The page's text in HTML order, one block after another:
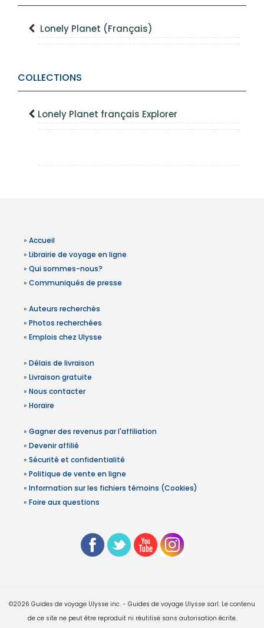
Lonely Planet (Français)
COLLECTIONS
Lonely Planet français Explorer
» Accueil
» Librairie de voyage en ligne
» Qui sommes-nous?
» Communiqués de presse
» Auteurs recherchés
» Photos recherchées
» Emplois chez Ulysse
» Délais de livraison
» Livraison gratuite
» Nous contacter
» Horaire
» Gagner des revenus par l'affiliation
» Devenir affilié
» Sécurité et confidentialité
» Politique de vente en ligne
» Information sur les fichiers témoins (Cookies)
» Foire aux questions
©2026 Guides de voyage Ulysse inc. - Guides de voyage Ulysse sarl. Le contenu
de ce site ne peut être reproduit ni réutilisé sans autorisation écrite.